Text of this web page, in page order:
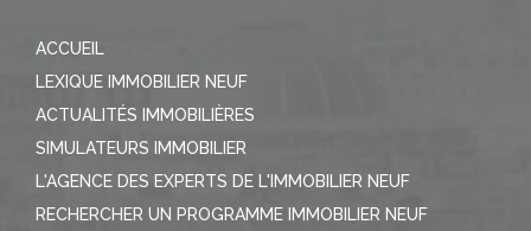
ACCUEIL
LEXIQUE IMMOBILIER NEUF
ACTUALITÉS IMMOBILIÈRES
SIMULATEURS IMMOBILIER
L'AGENCE DES EXPERTS DE L'IMMOBILIER NEUF
RECHERCHER UN PROGRAMME IMMOBILIER NEUF